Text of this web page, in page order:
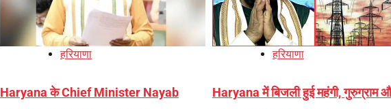
हरियाणा
Haryana के Chief Minister Nayab
हरियाणा
Haryana में बिजली हुई महंगी, गुरुग्राम